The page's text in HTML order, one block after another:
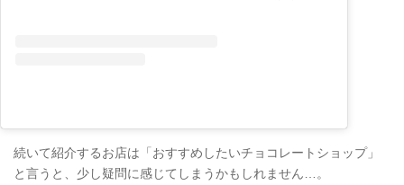
続いて紹介するお店は「おすすめしたいチョコレートショップ」
と言うと、少し疑問に感じてしまうかもしれません…。